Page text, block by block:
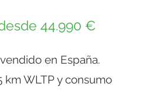
44.990 €
en España.
km WLTP y consumo